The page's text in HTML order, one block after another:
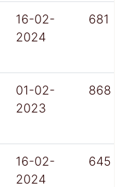
16-02-
2024
681
01-02-
2023
868
16-02-
2024
645